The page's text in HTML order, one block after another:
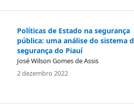
Políticas de Estado na segurança
pública: uma análise do sistema
segurança do Piauí
José Wilson Gomes de Assis
2 dezembro 2022